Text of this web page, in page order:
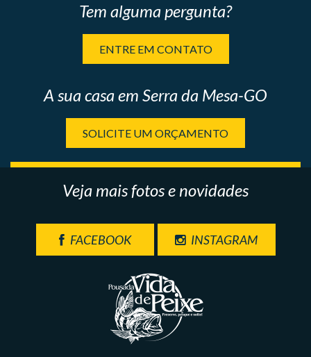
Tem alguma pergunta?
ENTRE EM CONTATO
A sua casa em Serra da Mesa-GO
SOLICITE UM ORÇAMENTO
Veja mais fotos e novidades
FACEBOOK INSTAGRAM